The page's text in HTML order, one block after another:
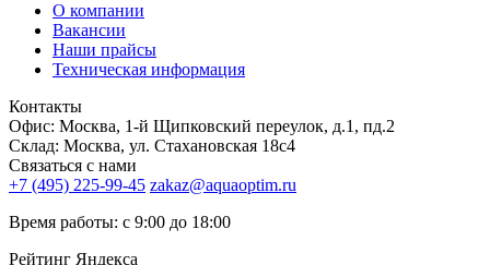
О компании
Вакансии
Наши прайсы
Техническая информация
Контакты
Офис: Москва, 1-й Щипковский переулок, д.1, пд.2
Склад: Москва, ул. Стахановская 18с4
Связаться с нами
+7 (495) 225-99-45 zakaz@aquaoptim.ru
Время работы: с 9:00 до 18:00
Рейтинг Яндекса